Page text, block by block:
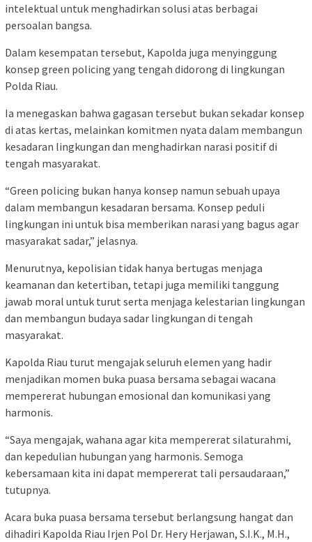
intelektual untuk menghadirkan solusi atas berbagai
persoalan bangsa.
Dalam kesempatan tersebut, Kapolda juga menyinggung
konsep green policing yang tengah didorong di lingkungan
Polda Riau.
Ia menegaskan bahwa gagasan tersebut bukan sekadar konsep
di atas kertas, melainkan komitmen nyata dalam membangun
kesadaran lingkungan dan menghadirkan narasi positif di
tengah masyarakat.
“Green policing bukan hanya konsep namun sebuah upaya
dalam membangun kesadaran bersama. Konsep peduli
lingkungan ini untuk bisa memberikan narasi yang bagus agar
masyarakat sadar,” jelasnya.
Menurutnya, kepolisian tidak hanya bertugas menjaga
keamanan dan ketertiban, tetapi juga memiliki tanggung
jawab moral untuk turut serta menjaga kelestarian lingkungan
dan membangun budaya sadar lingkungan di tengah
masyarakat.
Kapolda Riau turut mengajak seluruh elemen yang hadir
menjadikan momen buka puasa bersama sebagai wacana
mempererat hubungan emosional dan komunikasi yang
harmonis.
“Saya mengajak, wahana agar kita mempererat silaturahmi,
dan kepedulian hubungan yang harmonis. Semoga
kebersamaan kita ini dapat mempererat tali persaudaraan,”
tutupnya.
Acara buka puasa bersama tersebut berlangsung hangat dan
dihadiri Kapolda Riau Irjen Pol Dr. Hery Herjawan, S.I.K., M.H.,